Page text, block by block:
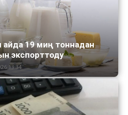
19 миң тоннадан
экспорттоду
13:34